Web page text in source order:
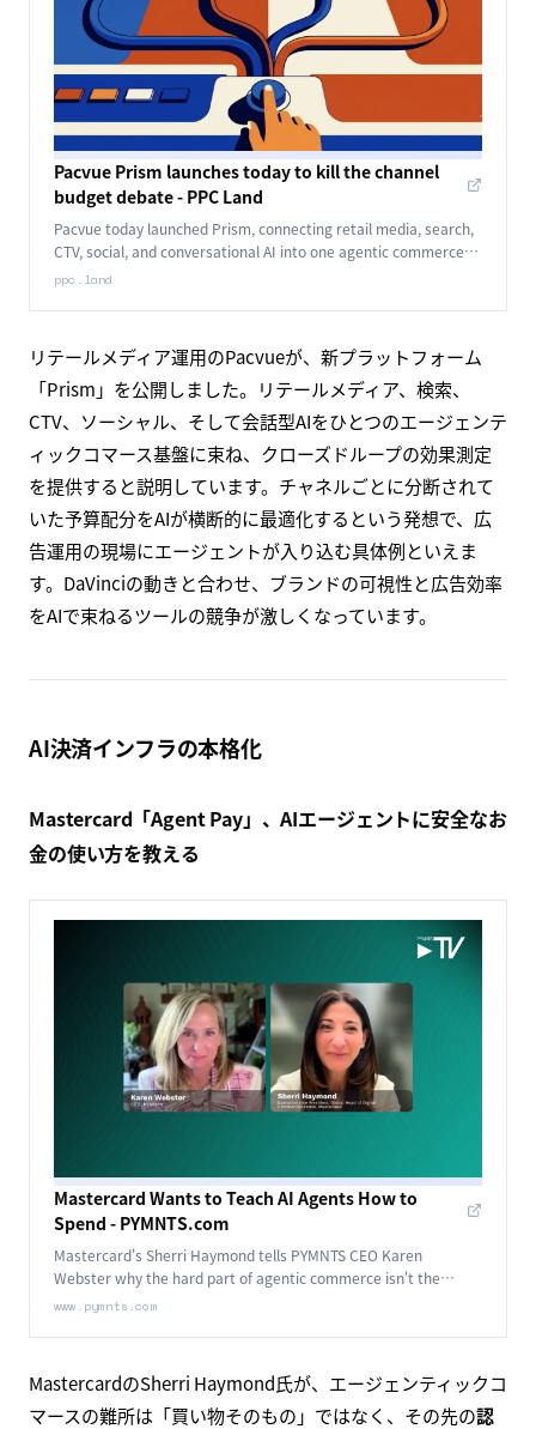
Pacvue Prism launches today to kill the channel
budget debate - PPC Land
Pacvue today launched Prism, connecting retail media, search,
CTV, social, and conversational AI into one agentic commerce
platform with closed-loop measurement.
ppc.land
リテールメディア運用のPacvueが、新プラットフォーム
「Prism」を公開しました。リテールメディア、検索、
CTV、ソーシャル、そして会話型AIをひとつのエージェンテ
ィックコマース基盤に束ね、クローズドループの効果測定
を提供すると説明しています。チャネルごとに分断されて
いた予算配分をAIが横断的に最適化するという発想で、広
告運用の現場にエージェントが入り込む具体例といえま
す。DaVinciの動きと合わせ、ブランドの可視性と広告効率
をAIで束ねるツールの競争が激しくなっています。
AI決済インフラの本格化
Mastercard「Agent Pay」、AIエージェントに安全なお
金の使い方を教える
Mastercard Wants to Teach AI Agents How to
Spend - PYMNTS.com
Mastercard's Sherri Haymond tells PYMNTS CEO Karen
Webster why the hard part of agentic commerce isn't the
shopping.
www.pymnts.com
MastercardのSherri Haymond氏が、エージェンティックコ
マースの難所は「買い物そのもの」ではなく、その先の認